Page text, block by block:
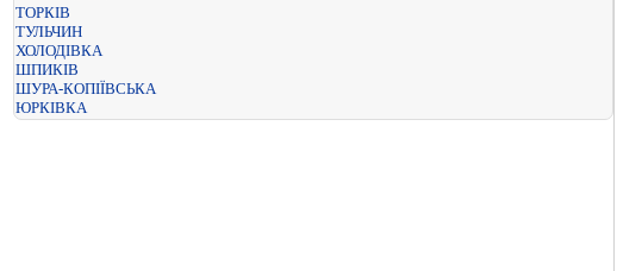
ТОРКІВ
ТУЛЬЧИН
ХОЛОДІВКА
ШПИКІВ
ШУРА-КОПІЇВСЬКА
ЮРКІВКА